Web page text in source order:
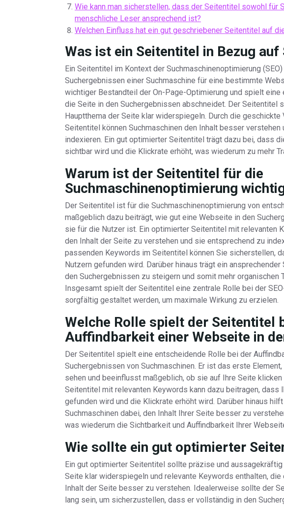
Wie kann man sicherstellen, dass der Seitentitel sowohl für
menschliche Leser ansprechend ist?
Welchen Einfluss hat ein gut geschriebener Seitentitel auf
Was ist ein Seitentitel in Bezug auf
Ein Seitentitel im Kontext der Suchmaschinenoptimierung
Suchergebnissen einer Suchmaschine für eine bestimmte
wichtiger Bestandteil der On-Page-Optimierung und spielt
die Seite in den Suchergebnissen abschneidet. Der Seitentitel
Hauptthema der Seite klar widerspiegeln. Durch die
Seitentitel können Suchmaschinen den Inhalt besser
indexieren. Ein gut optimierter Seitentitel trägt dazu bei, dass
sichtbar wird und die Klickrate erhöht, was wiederum zu mehr
Warum ist der Seitentitel für die
Suchmaschinenoptimierung
Der Seitentitel ist für die Suchmaschinenoptimierung von
maßgeblich dazu beiträgt, wie gut eine Webseite in den
sie für die Nutzer ist. Ein optimierter Seitentitel mit relevanten
den Inhalt der Seite zu verstehen und sie entsprechend zu
passenden Keywords im Seitentitel können Sie sicherstellen,
Nutzern gefunden wird. Darüber hinaus trägt ein
den Suchergebnissen zu steigern und somit mehr organischen
Insgesamt spielt der Seitentitel eine zentrale Rolle bei der
sorgfältig gestaltet werden, um maximale Wirkung zu erzielen.
Welche Rolle spielt der Seitentitel
Auffindbarkeit einer Webseite in
Der Seitentitel spielt eine entscheidende Rolle bei der
Suchergebnissen von Suchmaschinen. Er ist das erste
sehen und beeinflusst maßgeblich, ob sie auf Ihre Seite
Seitentitel mit relevanten Keywords kann dazu beitragen, dass
gefunden wird und die Klickrate erhöht wird. Darüber hinaus
Suchmaschinen dabei, den Inhalt Ihrer Seite besser zu
was wiederum die Sichtbarkeit und Auffindbarkeit Ihrer
Wie sollte ein gut optimierter
Ein gut optimierter Seitentitel sollte präzise und
Seite klar widerspiegeln und relevante Keywords enthalten, die
Inhalt der Seite besser zu verstehen. Idealerweise sollte der
lang sein, um sicherzustellen, dass er vollständig in den